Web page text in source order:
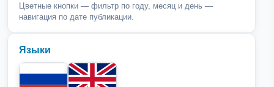
Цветные кнопки — фильтр по году, месяц и день —
навигация по дате публикации.
Языки